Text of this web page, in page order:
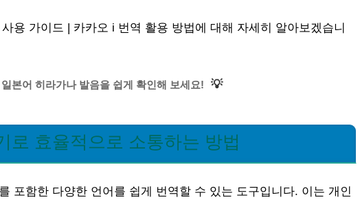
용 가이드 | 카카오 i 번역 활용 방법에 대해 자세히 알아보겠습니
일본어 히라가나 발음을 쉽게 확인해 보세요! 💡
로 효율적으로 소통하는 방법
포함한 다양한 언어를 쉽게 번역할 수 있는 도구입니다. 이는 개인